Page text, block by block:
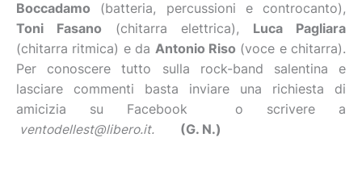
Boccadamo (batteria, percussioni e controcanto),
Toni Fasano (chitarra elettrica), Luca Pagliara
(chitarra ritmica) e da Antonio Riso (voce e chitarra).
Per conoscere tutto sulla rock-band salentina e
lasciare commenti basta inviare una richiesta di
amicizia su Facebook o scrivere a
ventodellest@libero.it.
(G. N.)